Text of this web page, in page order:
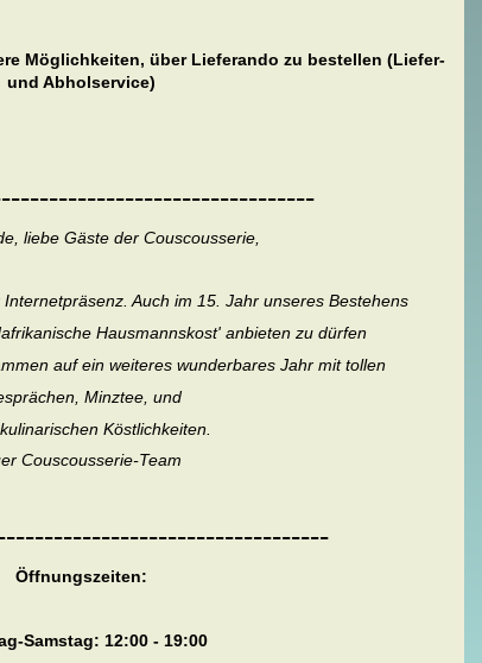
Möglichkeiten, über Lieferando zu bestellen (Liefer-
und Abholservice)
liebe Gäste der Couscousserie,
Auch im 15. Jahr unseres Bestehens
Hausmannskost' anbieten zu dürfen
auf ein weiteres wunderbares Jahr mit tollen
Minztee, und
Köstlichkeiten.
Couscousserie-Team
Öffnungszeiten:
Samstag: 12:00 - 19:00